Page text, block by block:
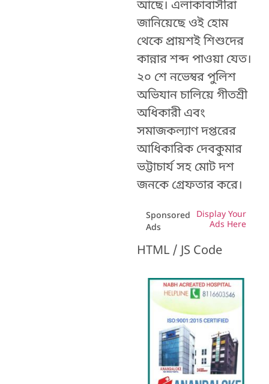
আছে। এলাকাবাসীরা
জানিয়েছে ওই হোম
থেকে প্রায়শই শিশুদের
কান্নার শব্দ পাওয়া যেত।
২০ শে নভেম্বর পুলিশ
অভিযান চালিয়ে গীতশ্রী
অধিকারী এবং
সমাজকল্যাণ দপ্তরের
আধিকারিক দেবকুমার
ভট্টাচার্য সহ মোট দশ
জনকে গ্রেফতার করে।
Sponsored
Ads
Display Your
Ads Here
HTML / JS Code